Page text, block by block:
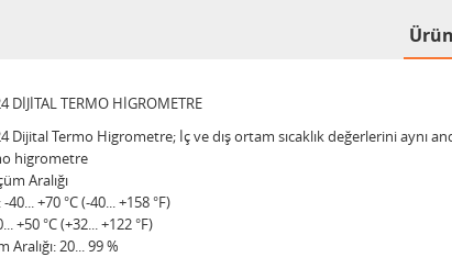
DİJİTAL TERMO HİGROMETRE
Dijital Termo Higrometre; İç ve dış ortam sıcaklık değerlerini aynı
higrometre
Aralığı
: -40... +70 °C (-40... +158 °F)
+50 °C (+32... +122 °F)
Aralığı: 20... 99 %